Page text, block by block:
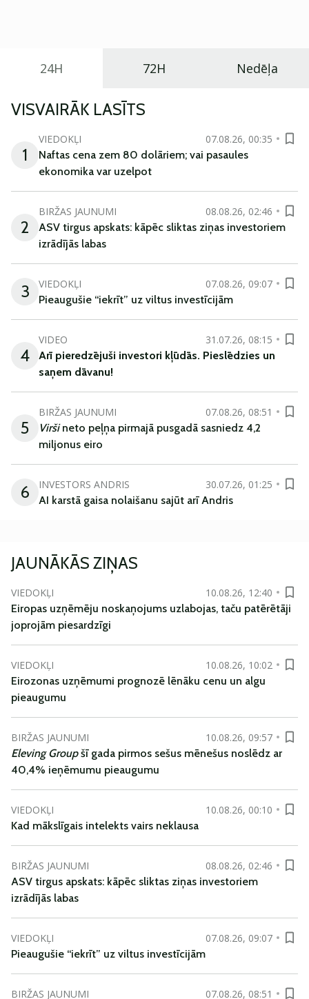
24H 72H Nedēļa
VISVAIRĀK LASĪTS
1
VIEDOKĻI
07.08.26, 00:35
Naftas cena zem 80 dolāriem; vai pasaules
ekonomika var uzelpot
2
BIRŽAS JAUNUMI
08.08.26, 02:46
ASV tirgus apskats: kāpēc sliktas ziņas investoriem
izrādījās labas
3 VIEDOKĻI
07.08.26, 09:07
Pieaugušie “iekrīt” uz viltus investīcijām
4
VIDEO
31.07.26, 08:15
Arī pieredzējuši investori kļūdās. Pieslēdzies un
saņem dāvanu!
5
BIRŽAS JAUNUMI
07.08.26, 08:51
Viršineto peļņa pirmajā pusgadā sasniedz 4,2
miljonus eiro
6 INVESTORS ANDRIS
30.07.26, 01:25
AI karstā gaisa nolaišanu sajūt arī Andris
JAUNĀKĀS ZIŅAS
VIEDOKĻI
10.08.26, 12:40
Eiropas uzņēmēju noskaņojums uzlabojas, taču patērētāji
joprojām piesardzīgi
VIEDOKĻI
10.08.26, 10:02
Eirozonas uzņēmumi prognozē lēnāku cenu un algu
pieaugumu
BIRŽAS JAUNUMI
10.08.26, 09:57
Eleving Groupšī gada pirmos sešus mēnešus noslēdz ar
40,4% ieņēmumu pieaugumu
VIEDOKĻI
10.08.26, 00:10
Kad mākslīgais intelekts vairs neklausa
BIRŽAS JAUNUMI
08.08.26, 02:46
ASV tirgus apskats: kāpēc sliktas ziņas investoriem
izrādījās labas
VIEDOKĻI
07.08.26, 09:07
Pieaugušie “iekrīt” uz viltus investīcijām
BIRŽAS JAUNUMI 07.08.26, 08:51